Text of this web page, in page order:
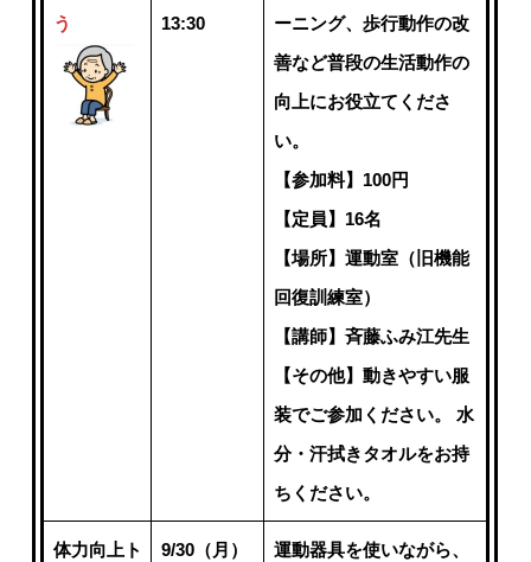
う
13:30
ーニング、歩行動作の改
善など普段の生活動作の
向上にお役立てくださ
い。
【参加料】100円
【定員】16名
【場所】運動室（旧機能
回復訓練室）
【講師】斉藤ふみ江先生
【その他】動きやすい服
装でご参加ください。 水
分・汗拭きタオルをお持
ちください。
体力向上ト
9/30（月）
運動器具を使いながら、